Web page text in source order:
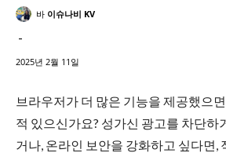
바 이슈나비 KV
-
2025년 2월 11일
브라우저가 더 많은 기능을 제공했으
적 있으신가요? 성가신 광고를 차단하
거나, 온라인 보안을 강화하고 싶다면,